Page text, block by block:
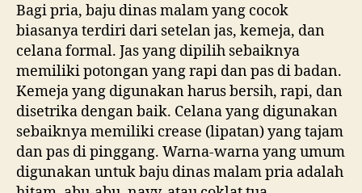
Bagi pria, baju dinas malam yang cocok
biasanya terdiri dari setelan jas, kemeja, dan
celana formal. Jas yang dipilih sebaiknya
memiliki potongan yang rapi dan pas di badan.
Kemeja yang digunakan harus bersih, rapi, dan
disetrika dengan baik. Celana yang digunakan
sebaiknya memiliki crease (lipatan) yang tajam
dan pas di pinggang. Warna-warna yang umum
digunakan untuk baju dinas malam pria adalah